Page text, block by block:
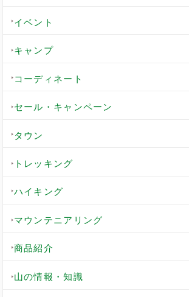
イベント
キャンプ
コーディネート
セール・キャンペーン
タウン
トレッキング
ハイキング
マウンテニアリング
商品紹介
山の情報・知識